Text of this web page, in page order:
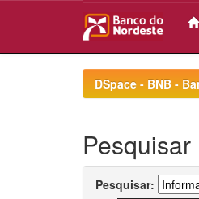
DSpace - BNB -
Pesquisar
Pesquisar: